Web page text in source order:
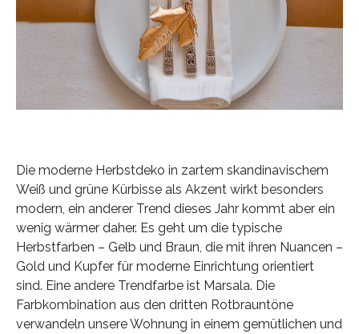
Die moderne Herbstdeko in zartem skandinavischem
Weiß und grüne Kürbisse als Akzent wirkt besonders
modern, ein anderer Trend dieses Jahr kommt aber ein
wenig wärmer daher. Es geht um die typische
Herbstfarben – Gelb und Braun, die mit ihren Nuancen –
Gold und Kupfer für moderne Einrichtung orientiert
sind. Eine andere Trendfarbe ist Marsala. Die
Farbkombination aus den dritten Rotbrauntöne
verwandeln unsere Wohnung in einem gemütlichen und